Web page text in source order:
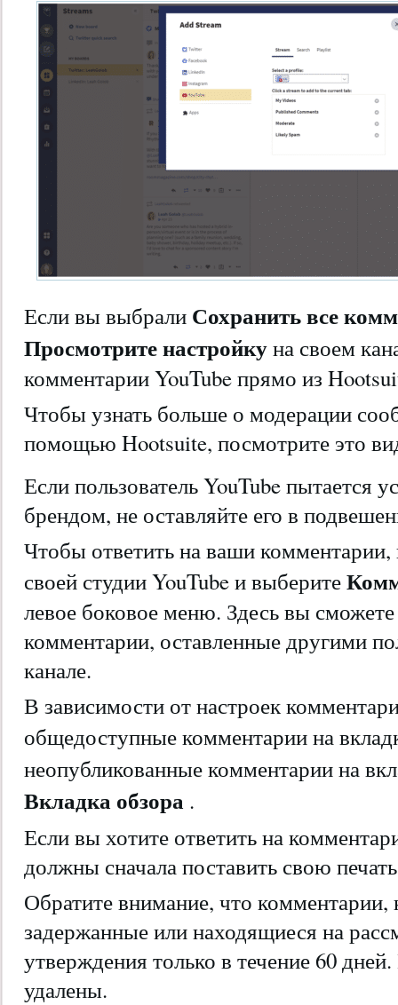
Если вы выбрали Сохранить все
Просмотрите настройкуна своем
комментарии YouTube прямо из
Чтобы узнать больше о модерации
помощью Hootsuite, посмотрите это
Если пользователь YouTube пытается
брендом, не оставляйте его в
Чтобы ответить на ваши комментарии,
своей студии YouTube и выберите
левое боковое меню. Здесь вы
комментарии, оставленные другими
канале.
В зависимости от настроек
общедоступные комментарии на
неопубликованные комментарии на
Вкладка обзора .
Если вы хотите ответить на
должны сначала поставить свою
Обратите внимание, что
задержанные или находящиеся на
утверждения только в течение 60
удалены.